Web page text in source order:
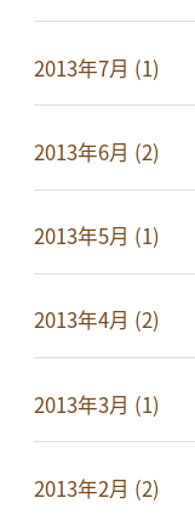
2013年7月 (1)
2013年6月 (2)
2013年5月 (1)
2013年4月 (2)
2013年3月 (1)
2013年2月 (2)